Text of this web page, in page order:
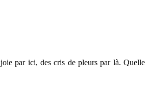
par ici, des cris de pleurs par là. Quelle